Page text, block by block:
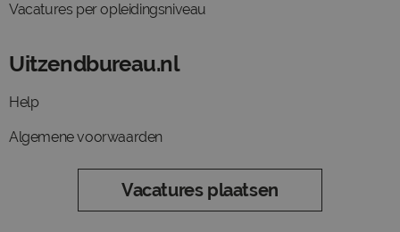
Vacatures per opleidingsniveau
Uitzendbureau.nl
Help
Algemene voorwaarden
Vacatures plaatsen